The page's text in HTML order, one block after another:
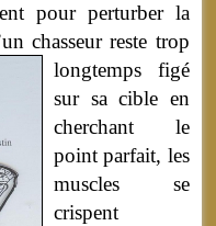
pour perturber la
chasseur reste trop
longtemps figé
sur sa cible en
cherchant le
point parfait, les
muscles se
crispent